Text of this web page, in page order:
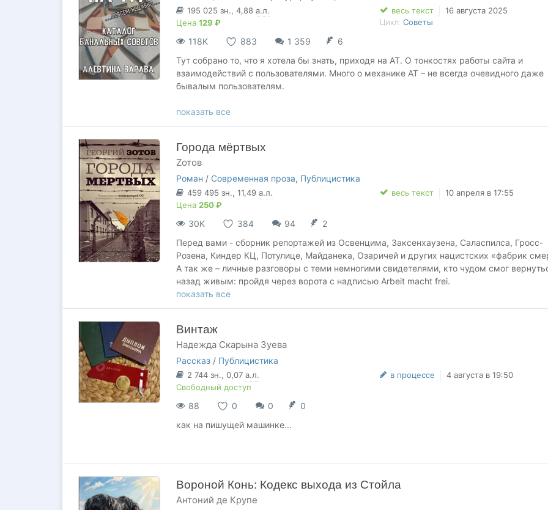
195 025 зн., 4,88 а.л.
Цена 129 ₽
весь текст
16 августа 2025
Цикл: Советы
118K 883 1 359
6
Тут собрано то, что я хотела бы знать, приходя на АТ. О тонкостях работы сайта и
взаимодействий с пользователями. Много о механике АТ – не всегда очевидного даже
бывалым пользователям.
Это НЕ книга о том, что писать, дабы быть тут популярным. Это книга о том, как
читаемость того, что вам писать хочется. И о том, как пройти меньше грабель при
Примечание: информация в данном произведении является личным опытом автора,
содержать ошибки и быть устаревшей или субъективной. Администрация сайта АТ не
ответственности ни при каких обстоятельствах в случае возникновения претензий к
произведению.
показать все
Города мёртвых
Zотов
Роман / Современная проза, Публицистика
459 495 зн., 11,49 а.л.
Цена 250 ₽
весь текст 10 апреля в 17:55
30K 384 94
2
Перед вами - сборник репортажей из Освенцима, Заксенхаузена, Саласпилса, Гросс-
Розена, Киндер КЦ, Потулице, Майданека, Озаричей и других нацистских «фабрик
А так же – личные разговоры с теми немногими свидетелями, кто чудом смог
назад живым: пройдя через ворота с надписью Arbeit macht frei.
Международный обозреватель еженедельника «АиФ», автор 17 книг и ведущий
по этим местам, пытаясь узнать – что там происходит через 80 лет после Победы?
был осуществлён при всеобщей поддержке читателей Георгия.
Почему музеи на месте убийств «огламурены», а роль Красной Армии в освобождении
замалчивается?
Что сказала русская узница концлагеря, встретившись со своим палачом после войны?
Откуда на заводах немецких автогигантов тайные кладбища советских детей?
показать все
Винтаж
Надежда Скарына Зуева
Рассказ / Публицистика
2 744 зн., 0,07 а.л.
Свободный доступ
в процессе 4 августа в 19:50
88 0 0
0
как на пишущей машинке...
Вороной Конь: Кодекс выхода из Стойла
Антоний де Крупе